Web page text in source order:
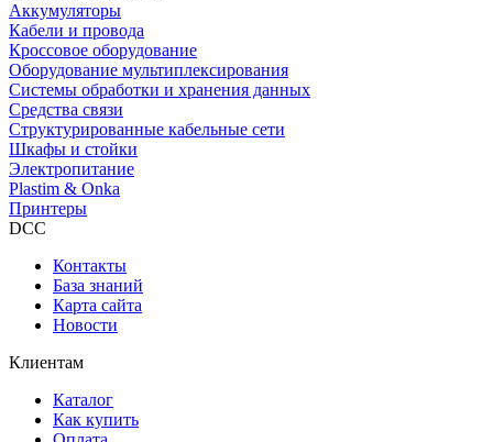
Аккумуляторы
Кабели и провода
Кроссовое оборудование
Оборудование мультиплексирования
Системы обработки и хранения данных
Средства связи
Структурированные кабельные сети
Шкафы и стойки
Электропитание
Plastim & Onka
Принтеры
DCC
Контакты
База знаний
Карта сайта
Новости
Клиентам
Каталог
Как купить